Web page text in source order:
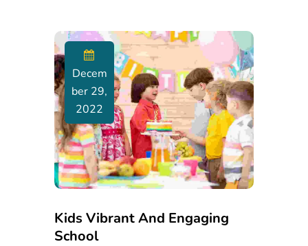
Decem
Ber 29,
2022
Kids Vibrant And Engaging
School